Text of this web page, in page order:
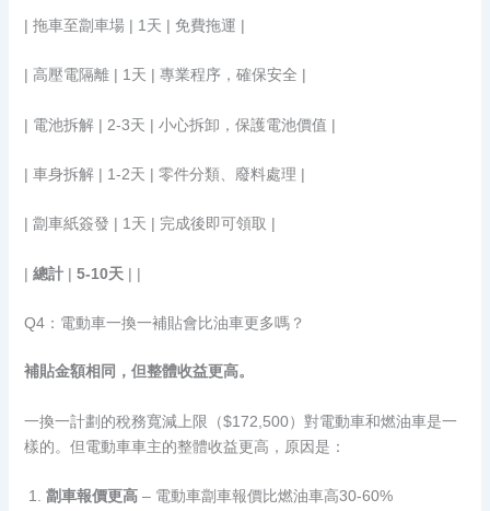
| 拖車至劏車場 | 1天 | 免費拖運 |
| 高壓電隔離 | 1天 | 專業程序，確保安全 |
| 電池拆解 | 2-3天 | 小心拆卸，保護電池價值 |
| 車身拆解 | 1-2天 | 零件分類、廢料處理 |
| 劏車紙簽發 | 1天 | 完成後即可領取 |
| 總計| 5-10天| |
Q4：電動車一換一補貼會比油車更多嗎？
補貼金額相同，但整體收益更高。
一換一計劃的稅務寬減上限（$172,500）對電動車和燃油車是一
樣的。但電動車車主的整體收益更高，原因是：
劏車報價更高– 電動車劏車報價比燃油車高30-60%